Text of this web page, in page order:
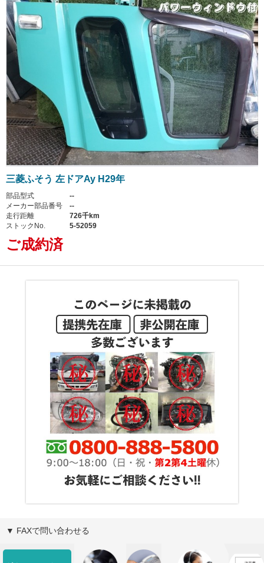
三菱ふそう 左ドアAy H29年
部品型式
--
メーカー部品番号
--
走行距離
726千km
ストックNo.
5-52059
ご成約済
▼ FAXで問い合わせる